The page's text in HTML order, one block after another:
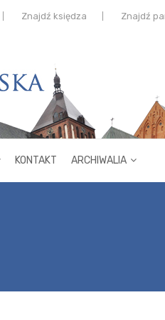
Znajdź księdza Znajdź
KONTAKT ARCHIWALIA